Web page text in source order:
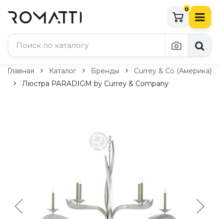
0
Каталог Romatti
Свет и освещение
Потолочные светильники
Бра и настенные светильники
Технический свет
Уличное освещение
Комплектующие
Главная Каталог Бренды
Currey & Co (Америка)
Люстра PARADIGM by Currey & Company